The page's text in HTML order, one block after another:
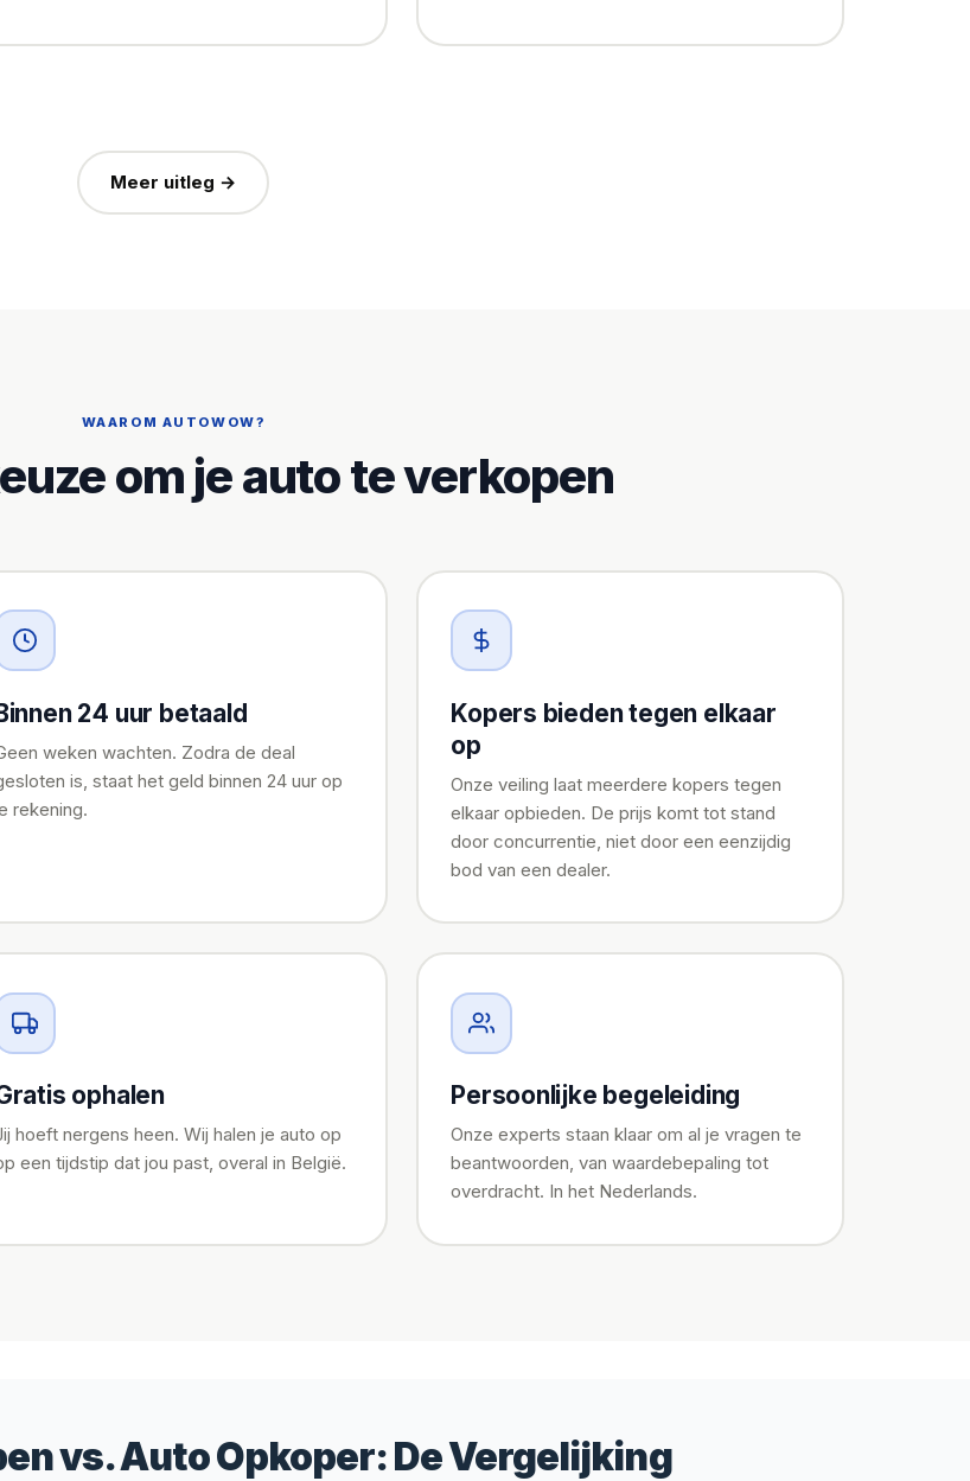
Meer uitleg →
WAAROM AUTOWOW?
om je auto te verkopen
24 uur betaald
weken wachten. Zodra de deal
is, staat het geld binnen 24 uur op
rekening.
Kopers bieden tegen elkaar
op
Onze veiling laat meerdere kopers tegen
elkaar opbieden. De prijs komt tot stand
door concurrentie, niet door een eenzijdig
bod van een dealer.
ophalen
hoeft nergens heen. Wij halen je auto op
een tijdstip dat jou past, overal in België.
Persoonlijke begeleiding
Onze experts staan klaar om al je vragen te
beantwoorden, van waardebepaling tot
overdracht. In het Nederlands.
vs. Auto Opkoper: De Vergelijking